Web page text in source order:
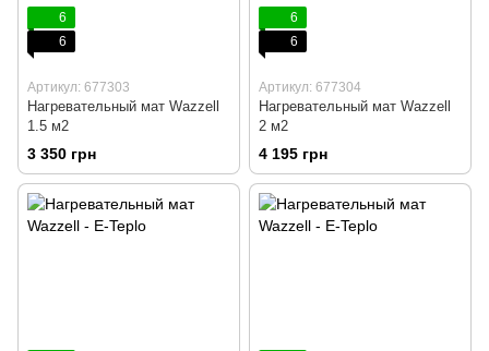
6
6
Артикул: 677303
Нагревательный мат Wazzell
1.5 м2
3 350 грн
6
6
Артикул: 677304
Нагревательный мат Wazzell
2 м2
4 195 грн